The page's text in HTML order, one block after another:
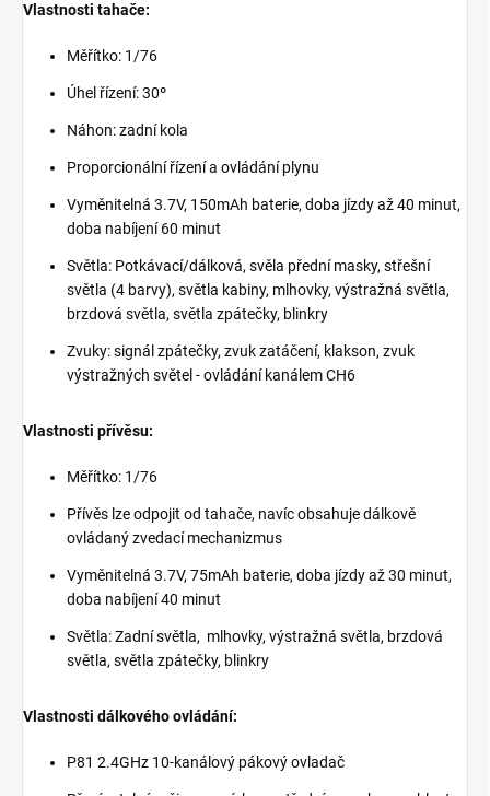
Vlastnosti tahače:
Měřítko: 1/76
Úhel řízení: 30º
Náhon: zadní kola
Proporcionální řízení a ovládání plynu
Vyměnitelná 3.7V, 150mAh baterie, doba jízdy až 40 minut,
doba nabíjení 60 minut
Světla: Potkávací/dálková, svěla přední masky, střešní
světla (4 barvy), světla kabiny, mlhovky, výstražná světla,
brzdová světla, světla zpátečky, blinkry
Zvuky: signál zpátečky, zvuk zatáčení, klakson, zvuk
výstražných světel - ovládání kanálem CH6
Vlastnosti přívěsu:
Měřítko: 1/76
Přívěs lze odpojit od tahače, navíc obsahuje dálkově
ovládaný zvedací mechanizmus
Vyměnitelná 3.7V, 75mAh baterie, doba jízdy až 30 minut,
doba nabíjení 40 minut
Světla: Zadní světla, mlhovky, výstražná světla, brzdová
světla, světla zpátečky, blinkry
Vlastnosti dálkového ovládání:
P81 2.4GHz 10-kanálový pákový ovladač